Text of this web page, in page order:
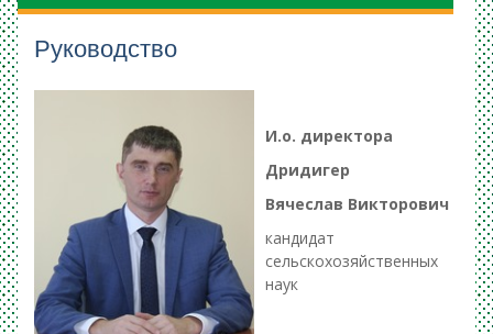
Руководство
И.о. директора
Дридигер
Вячеслав Викторович
кандидат
сельскохозяйственных
наук